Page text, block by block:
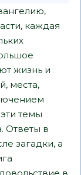
каждая
жизнь и
места,
темы
Ответы в
загадки, а